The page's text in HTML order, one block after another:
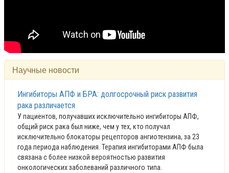
Научные новости
Ингибиторы АПФ и БРА: долгосрочный риск развития
рака различается
У пациентов, получавших исключительно ингибиторы АПФ,
общий риск рака был ниже, чем у тех, кто получал
исключительно блокаторы рецепторов ангиотензина, за 23
года периода наблюдения. Терапия ингибиторами АПФ была
связана с более низкой вероятностью развития
онкологических заболеваний различного типа.